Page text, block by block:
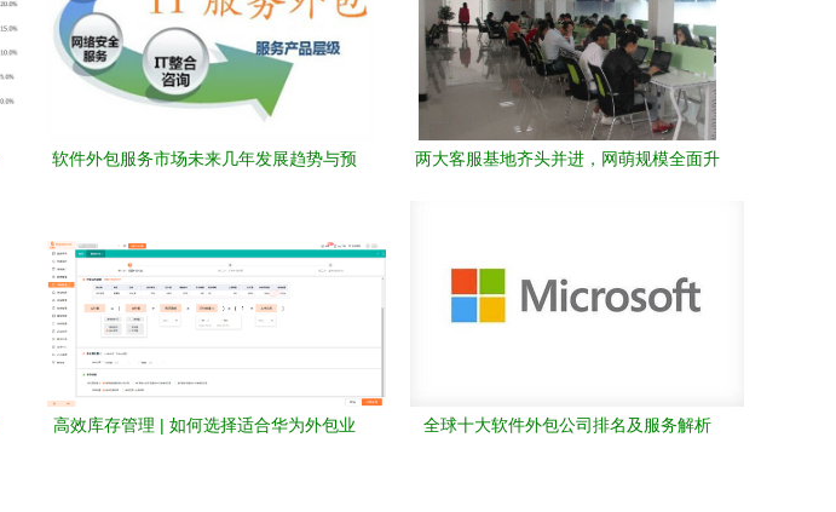
软件外包服务市场未来几年发展趋势与预
两大客服基地齐头并进，网萌规模全面升
高效库存管理 | 如何选择适合华为外包业
全球十大软件外包公司排名及服务解析